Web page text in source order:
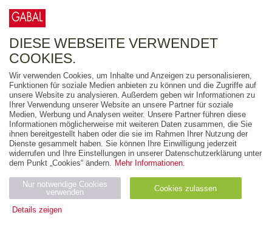
FREITEXT
AUSGABEART
AUS DER REIHE
ZUM THEMA
Neuerscheinung
Bestseller
PREIS
DIESE WEBSEITE VERWENDET
COOKIES.
Wir verwenden Cookies, um Inhalte und Anzeigen zu personalisieren,
Funktionen für soziale Medien anbieten zu können und die Zugriffe auf
unsere Website zu analysieren. Außerdem geben wir Informationen zu
Ihrer Verwendung unserer Website an unsere Partner für soziale
Medien, Werbung und Analysen weiter. Unsere Partner führen diese
Informationen möglicherweise mit weiteren Daten zusammen, die Sie
ihnen bereitgestellt haben oder die sie im Rahmen Ihrer Nutzung der
Dienste gesammelt haben. Sie können Ihre Einwilligung jederzeit
widerrufen und Ihre Einstellungen in unserer Datenschutzerklärung unter
dem Punkt „Cookies“ ändern. Mehr Informationen.
Nur notwendige Cookies
verwenden
Cookies zulassen
Details zeigen